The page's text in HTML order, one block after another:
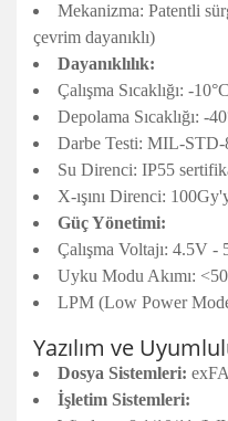
Mekanizma: Patentli
çevrim dayanıklı)
Dayanıklılık:
Çalışma Sıcaklığı: -
Depolama Sıcaklığı: -
Darbe Testi: MIL-
Su Direnci: IP55
X-ışını Direnci:
Güç Yönetimi:
Çalışma Voltajı: 4.5V -
Uyku Modu Akımı:
LPM (Low Power
Yazılım ve
Dosya Sistemleri:
İşletim Sistemleri: